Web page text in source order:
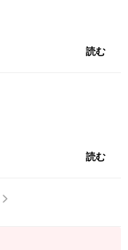
読む
読む